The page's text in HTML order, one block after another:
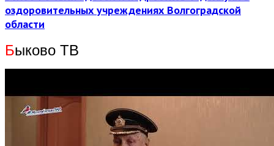
оздоровительных учреждениях Волгоградской
области
Быково ТВ